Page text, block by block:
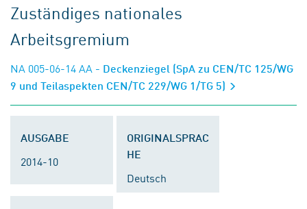
Zuständiges nationales
Arbeitsgremium
NA 005-06-14 AA - Deckenziegel (SpA zu CEN/TC 125/WG
9 und Teilaspekten CEN/TC 229/WG 1/TG 5)
AUSGABE
2014-10
ORIGINALSPRAC
HE
Deutsch